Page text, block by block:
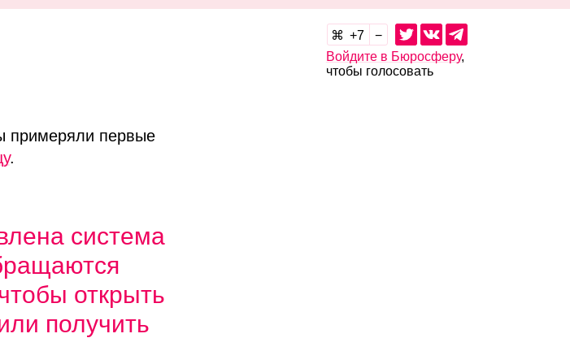
7
Войдите в Бюросферу,
чтобы голосовать
примеряли первые
.
система
открыть
получить